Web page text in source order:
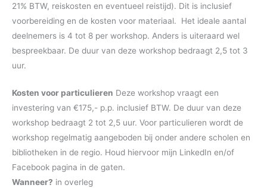
21% BTW, reiskosten en eventueel reistijd). Dit is inclusief
voorbereiding en de kosten voor materiaal. Het ideale aantal
deelnemers is 4 tot 8 per workshop. Anders is uiteraard wel
bespreekbaar. De duur van deze workshop bedraagt 2,5 tot 3
uur.
Kosten voor particulieren Deze workshop vraagt een
investering van €175,- p.p. inclusief BTW. De duur van deze
workshop bedraagt 2 tot 2,5 uur. Voor particulieren wordt de
workshop regelmatig aangeboden bij onder andere scholen en
bibliotheken in de regio. Houd hiervoor mijn LinkedIn en/of
Facebook pagina in de gaten.
Wanneer? in overleg